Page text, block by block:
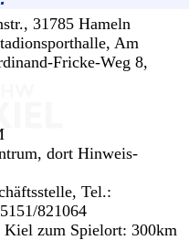
31785 Hameln
Am
Fricke-Weg 8,
dort Hinweis-
Tel.:
821064
Kiel zum Spielort: 300km